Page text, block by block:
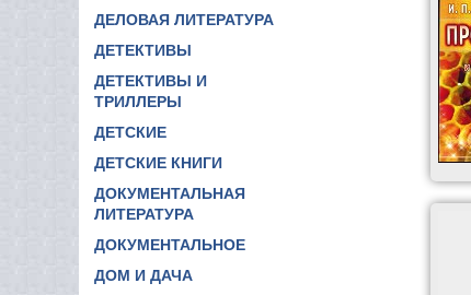
ДЕЛОВАЯ ЛИТЕРАТУРА
ДЕТЕКТИВЫ
ДЕТЕКТИВЫ И
ТРИЛЛЕРЫ
ДЕТСКИЕ
ДЕТСКИЕ КНИГИ
ДОКУМЕНТАЛЬНАЯ
ЛИТЕРАТУРА
ДОКУМЕНТАЛЬНОЕ
ДОМ И ДАЧА